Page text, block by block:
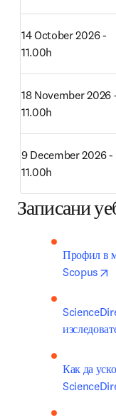
14 October 2026 -
11.00h
18 November 2026
11.00h
9 December 2026 -
11.00h
Записани
Профил в
Scopus
Как да